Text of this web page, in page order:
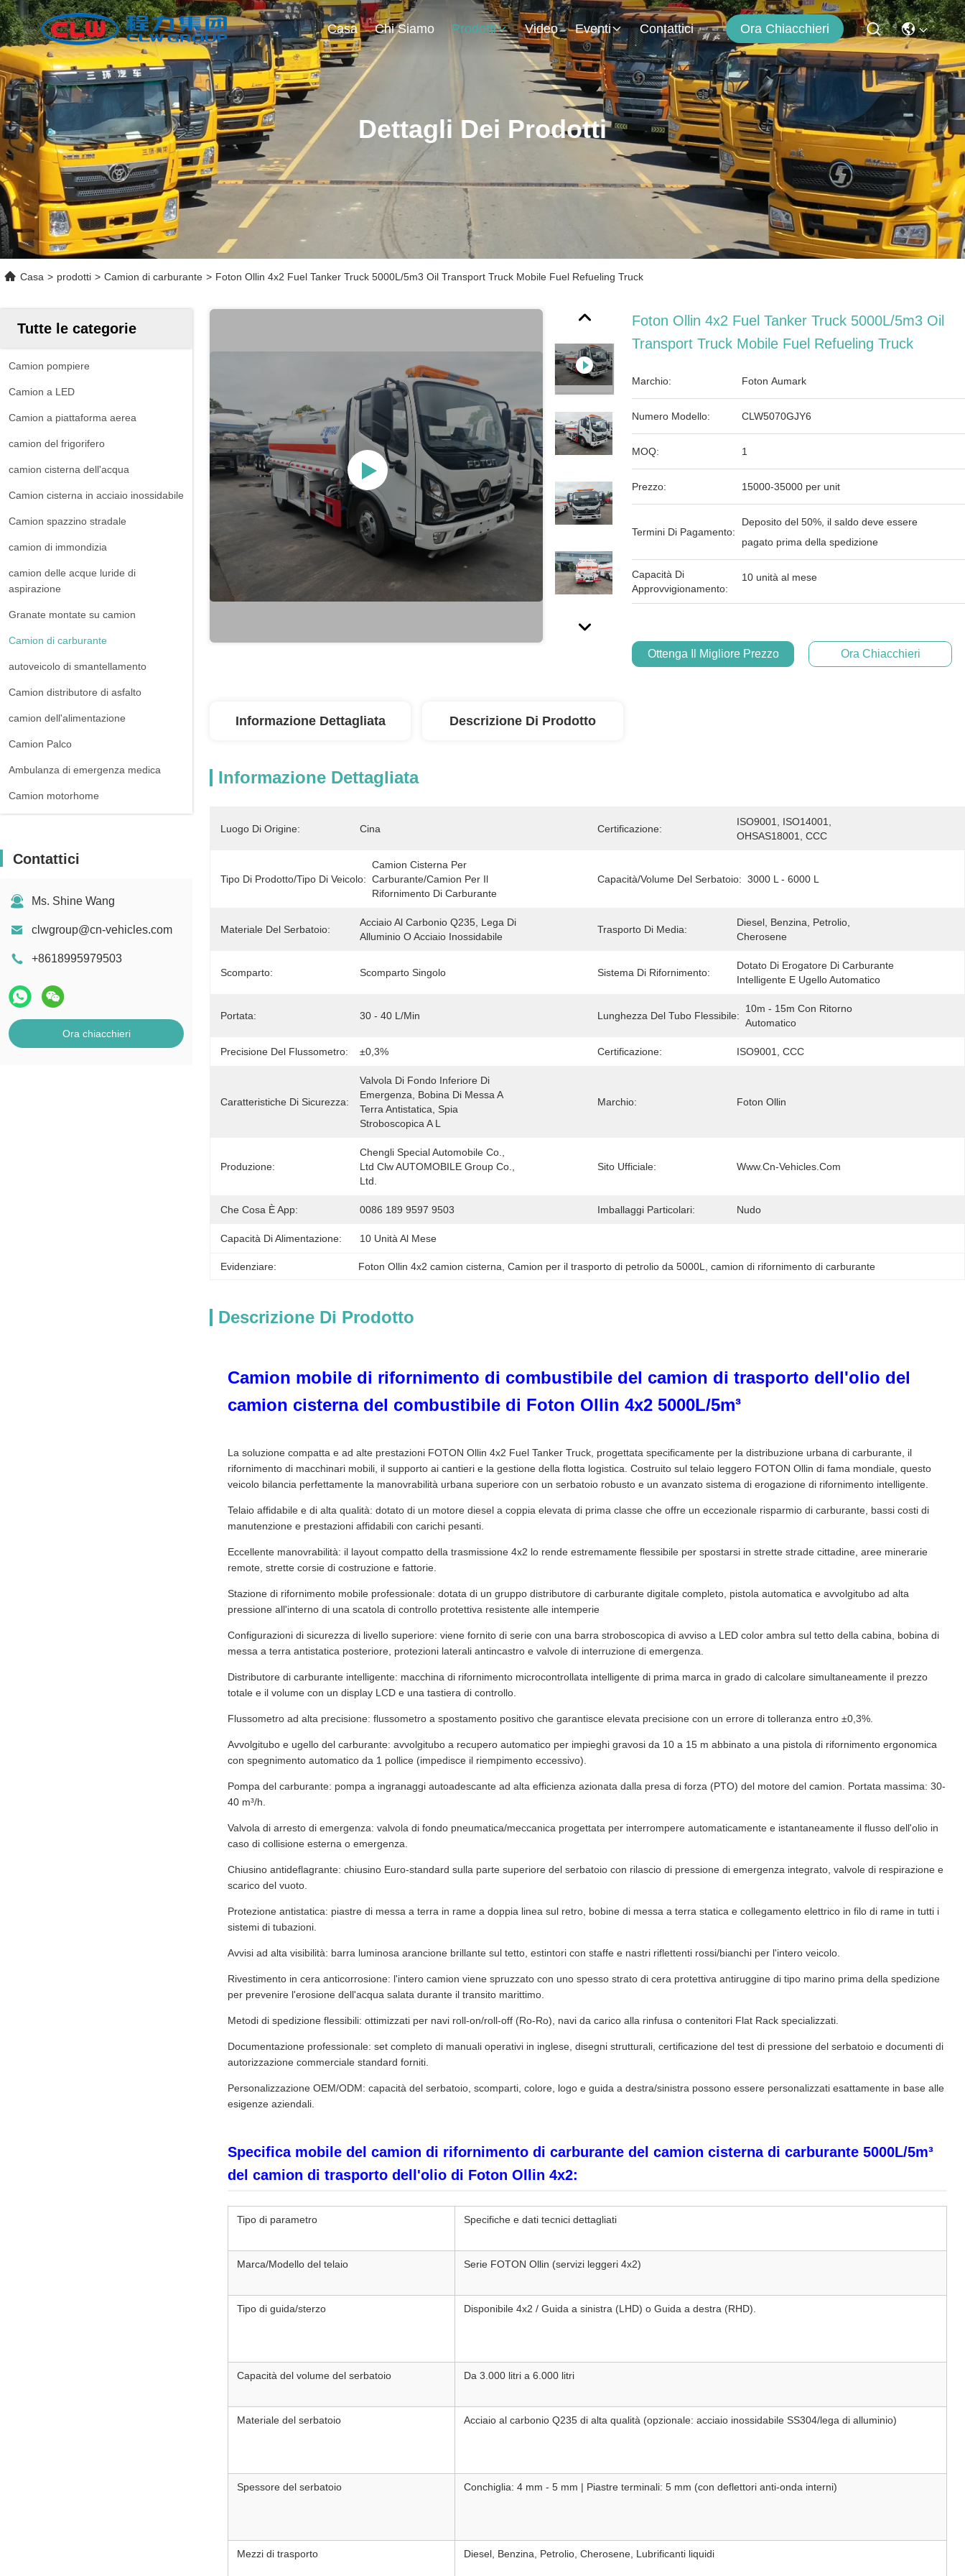
Casa Chi Siamo Prodotti Video Eventi Contattici Ora Chiacchieri
Dettagli Dei Prodotti
Casa > prodotti > Camion di carburante > Foton Ollin 4x2 Fuel Tanker Truck 5000L/5m3 Oil Transport Truck Mobile Fuel Refueling Truck
Tutte le categorie
Camion pompiere
Camion a LED
Camion a piattaforma aerea
camion del frigorifero
camion cisterna dell'acqua
Camion cisterna in acciaio inossidabile
Camion spazzino stradale
camion di immondizia
camion delle acque luride di
aspirazione
Granate montate su camion
Camion di carburante
autoveicolo di smantellamento
Camion distributore di asfalto
camion dell'alimentazione
Camion Palco
Ambulanza di emergenza medica
Camion motorhome
Contattici
Ms. Shine Wang
clwgroup@cn-vehicles.com
+8618995979503
Ora chiacchieri
Foton Ollin 4x2 Fuel Tanker Truck 5000L/5m3 Oil
Transport Truck Mobile Fuel Refueling Truck
Marchio: Foton Aumark
Numero Modello: CLW5070GJY6
MOQ: 1
Prezzo: 15000-35000 per unit
Termini Di Pagamento:
Deposito del 50%, il saldo deve essere
pagato prima della spedizione
Capacità Di
Approvvigionamento:
10 unità al mese
Ottenga Il Migliore Prezzo Ora Chiacchieri
Informazione Dettagliata Descrizione Di Prodotto
Informazione Dettagliata
Luogo Di Origine: Cina Certificazione:
ISO9001, ISO14001,
OHSAS18001, CCC
Tipo Di Prodotto/Tipo Di Veicolo:
Camion Cisterna Per
Carburante/camion Per Il
Rifornimento Di Carburante
Capacità/volume Del Serbatoio: 3000 L - 6000 L
Materiale Del Serbatoio:
Acciaio Al Carbonio Q235, Lega Di
Alluminio O Acciaio Inossidabile
Trasporto Di Media:
Diesel, Benzina, Petrolio,
Cherosene
Scomparto: Scomparto Singolo Sistema Di Rifornimento:
Dotato Di Erogatore Di Carburante
Intelligente E Ugello Automatico
Portata: 30 - 40 L/min Lunghezza Del Tubo Flessibile:
10m - 15m Con Ritorno
Automatico
Precisione Del Flussometro: ±0,3% Certificazione: ISO9001, CCC
Caratteristiche Di Sicurezza:
Valvola Di Fondo Inferiore Di
Emergenza, Bobina Di Messa A
Terra Antistatica, Spia
Stroboscopica A L
Marchio: Foton Ollin
Produzione:
Chengli Special Automobile Co.,
Ltd Clw AUTOMOBILE Group Co.,
Ltd.
Sito Ufficiale: Www.cn-Vehicles.com
Che Cosa È App: 0086 189 9597 9503 Imballaggi Particolari: Nudo
Capacità Di Alimentazione: 10 Unità Al Mese
Evidenziare: Foton Ollin 4x2 camion cisterna Camion per il trasporto di petrolio da 5000L camion di rifornimento di carburante
Descrizione Di Prodotto
Camion mobile di rifornimento di combustibile del camion di trasporto dell'olio del
camion cisterna del combustibile di Foton Ollin 4x2 5000L/5m³
La soluzione compatta e ad alte prestazioni FOTON Ollin 4x2 Fuel Tanker Truck, progettata specificamente per la distribuzione urbana di carburante, il
rifornimento di macchinari mobili, il supporto ai cantieri e la gestione della flotta logistica. Costruito sul telaio leggero FOTON Ollin di fama mondiale, questo
veicolo bilancia perfettamente la manovrabilità urbana superiore con un serbatoio robusto e un avanzato sistema di erogazione di rifornimento intelligente.
Telaio affidabile e di alta qualità: dotato di un motore diesel a coppia elevata di prima classe che offre un eccezionale risparmio di carburante, bassi costi di
manutenzione e prestazioni affidabili con carichi pesanti.
Eccellente manovrabilità: il layout compatto della trasmissione 4x2 lo rende estremamente flessibile per spostarsi in strette strade cittadine, aree minerarie
remote, strette corsie di costruzione e fattorie.
Stazione di rifornimento mobile professionale: dotata di un gruppo distributore di carburante digitale completo, pistola automatica e avvolgitubo ad alta
pressione all'interno di una scatola di controllo protettiva resistente alle intemperie
Configurazioni di sicurezza di livello superiore: viene fornito di serie con una barra stroboscopica di avviso a LED color ambra sul tetto della cabina, bobina di
messa a terra antistatica posteriore, protezioni laterali antincastro e valvole di interruzione di emergenza.
Distributore di carburante intelligente: macchina di rifornimento microcontrollata intelligente di prima marca in grado di calcolare simultaneamente il prezzo
totale e il volume con un display LCD e una tastiera di controllo.
Flussometro ad alta precisione: flussometro a spostamento positivo che garantisce elevata precisione con un errore di tolleranza entro ±0,3%.
Avvolgitubo e ugello del carburante: avvolgitubo a recupero automatico per impieghi gravosi da 10 a 15 m abbinato a una pistola di rifornimento ergonomica
con spegnimento automatico da 1 pollice (impedisce il riempimento eccessivo).
Pompa del carburante: pompa a ingranaggi autoadescante ad alta efficienza azionata dalla presa di forza (PTO) del motore del camion. Portata massima: 30-
40 m³/h.
Valvola di arresto di emergenza: valvola di fondo pneumatica/meccanica progettata per interrompere automaticamente e istantaneamente il flusso dell'olio in
caso di collisione esterna o emergenza.
Chiusino antideflagrante: chiusino Euro-standard sulla parte superiore del serbatoio con rilascio di pressione di emergenza integrato, valvole di respirazione e
scarico del vuoto.
Protezione antistatica: piastre di messa a terra in rame a doppia linea sul retro, bobine di messa a terra statica e collegamento elettrico in filo di rame in tutti i
sistemi di tubazioni.
Avvisi ad alta visibilità: barra luminosa arancione brillante sul tetto, estintori con staffe e nastri riflettenti rossi/bianchi per l'intero veicolo.
Rivestimento in cera anticorrosione: l'intero camion viene spruzzato con uno spesso strato di cera protettiva antiruggine di tipo marino prima della spedizione
per prevenire l'erosione dell'acqua salata durante il transito marittimo.
Metodi di spedizione flessibili: ottimizzati per navi roll-on/roll-off (Ro-Ro), navi da carico alla rinfusa o contenitori Flat Rack specializzati.
Documentazione professionale: set completo di manuali operativi in ​​inglese, disegni strutturali, certificazione del test di pressione del serbatoio e documenti di
autorizzazione commerciale standard forniti.
Personalizzazione OEM/ODM: capacità del serbatoio, scomparti, colore, logo e guida a destra/sinistra possono essere personalizzati esattamente in base alle
esigenze aziendali.
Specifica mobile del camion di rifornimento di carburante del camion cisterna di carburante 5000L/5m³
del camion di trasporto dell'olio di Foton Ollin 4x2:
Tipo di parametro Specifiche e dati tecnici dettagliati
Marca/Modello del telaio Serie FOTON Ollin (servizi leggeri 4x2)
Tipo di guida/sterzo Disponibile 4x2 / Guida a sinistra (LHD) o Guida a destra (RHD).
Capacità del volume del serbatoio Da 3.000 litri a 6.000 litri
Materiale del serbatoio Acciaio al carbonio Q235 di alta qualità (opzionale: acciaio inossidabile SS304/lega di alluminio)
Spessore del serbatoio Conchiglia: 4 mm - 5 mm | Piastre terminali: 5 mm (con deflettori anti-onda interni)
Mezzi di trasporto Diesel, Benzina, Petrolio, Cherosene, Lubrificanti liquidi